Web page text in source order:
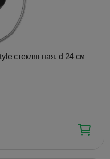
стеклянная, d 24 см